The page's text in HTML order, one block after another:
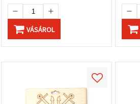
VÁSÁROL